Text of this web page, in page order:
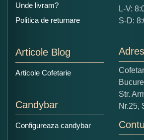
Ce nota acordati acestui produs?
5
Copiati alaturi numarul din
Unde livram?
Politica de returnare
Articole Blog
Articole Cofetarie
Candybar
Configureaza candybar
L-V:
S-D:
Str.
Nr.25,